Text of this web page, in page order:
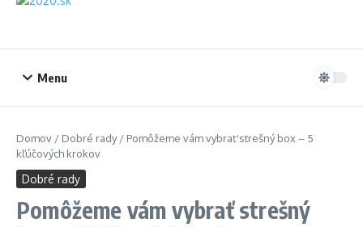
Menu
Domov / Dobré rady/ Pomôžeme vám vybrať strešný box – 5
kľúčových krokov
Dobré rady
Pomôžeme vám vybrať strešný